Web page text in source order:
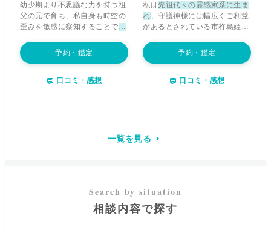
なことも、ひとつわかるだけで
「なんだ、そんなことだったの
か」と、ふと肩の力が抜けてし
まうものです。 怖さや不安が取
れて自然に軽やかに自力で最善
を掴んで頂ける、そんな時間に
一人一人の命の数だけ、それぞ
思っております。
幼少期より不思議な力を持つ祖
父の元で育ち、私自身も時空の
歪みを敏感に察知することで他
たり、予知したことが現実世界
で起きたり
と、不思議な環境で
動を感じとり、あなた様の
のに上手くいかない方、落ち込
相談内容はどのようなことでも
大丈夫です。周りの誰にも話す
ことができないことでも、まず
予約・鑑定
口コミ・感想
私は先祖代々の霊感家系に生ま
れ、守護神様には幅広くご利益
があるとされている市杵島姫命
しゃいます。幼き時より波乱万
丈で生きづらさを強く感じなが
降ってきたり、自分自身が突然
高次元から私への大切なメッセ
重ね、この「力」を自分のもの
にしてからは、ご相談者様のお
声を頼りにダイレクトに繋が
予約・鑑定
口コミ・感想
一覧を見る
相談内容で探す